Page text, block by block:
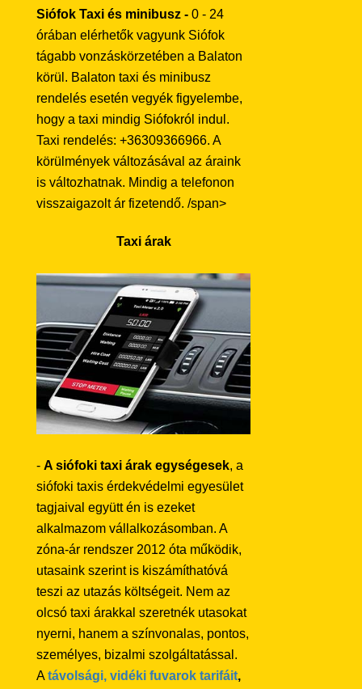
Siófok Taxi és minibusz - 0 - 24
órában elérhetők vagyunk Siófok
tágabb vonzáskörzetében a Balaton
körül. Balaton taxi és minibusz
rendelés esetén vegyék figyelembe,
hogy a taxi mindig Siófokról indul.
Taxi rendelés: +36309366966. A
körülmények változásával az áraink
is változhatnak. Mindig a telefonon
visszaigazolt ár fizetendő. /span>
Taxi árak
- A siófoki taxi árak egységesek, a
siófoki taxis érdekvédelmi egyesület
tagjaival együtt én is ezeket
alkalmazom vállalkozásomban. A
zóna-ár rendszer 2012 óta működik,
utasaink szerint is kiszámíthatóvá
teszi az utazás költségeit. Nem az
olcsó taxi árakkal szeretnék utasokat
nyerni, hanem a színvonalas, pontos,
személyes, bizalmi szolgáltatással.
Atávolsági, vidéki fuvarok tarifáit,